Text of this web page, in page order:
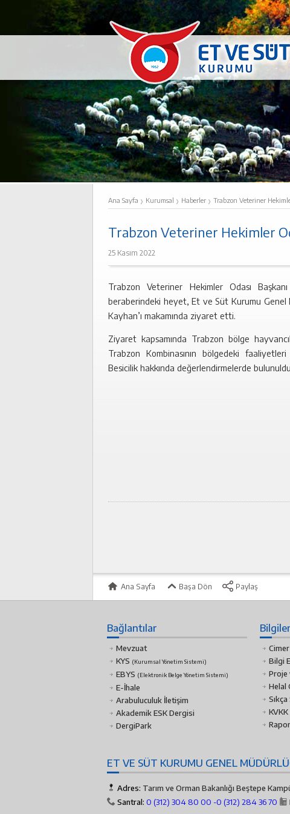
Ana Sayfa › Kurumsal › Haberler › Trabzon Veteriner
Trabzon Veteriner Hekimler
25 Kasım 2022
Trabzon Veteriner Hekimler Odası
beraberindeki heyet, Et ve Süt Kurumu Genel
Kayhan’ı makamında ziyaret etti.
Ziyaret kapsamında Trabzon bölge
Trabzon Kombinasının bölgedeki
Besicilik hakkında değerlendirmelerde
Ana Sayfa Başa Dön Paylaş
Bağlantılar
Mevzuat
KYS (Kurumsal Yönetim Sistemi)
EBYS (Elektronik Belge Yönetim Sistemi)
E-İhale
Arabuluculuk İletişim
Akademik ESK Dergisi
DergiPark
Cimer
Bilgi
Proje
Helal
ET VE SÜT KURUMU GENEL
Adres: Tarım ve Orman Bakanlığı Beştepe
Santral: 0 (312) 304 80 00 -0 (312) 284 36 70